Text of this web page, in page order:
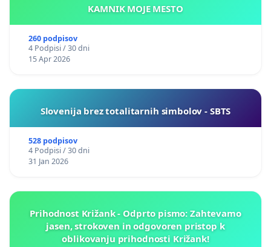
KAMNIK MOJE MESTO
260 podpisov
4 Podpisi / 30 dni
15 Apr 2026
Slovenija brez totalitarnih simbolov - SBTS
528 podpisov
4 Podpisi / 30 dni
31 Jan 2026
Prihodnost Križank - Odprto pismo: Zahtevamo
jasen, strokoven in odgovoren pristop k
oblikovanju prihodnosti Križank!